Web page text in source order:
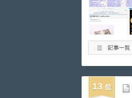
13